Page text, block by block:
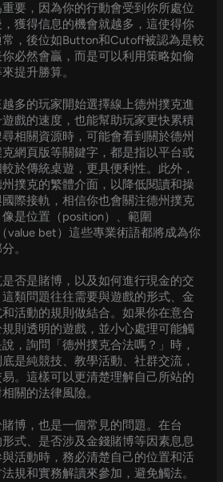
要，因為你的行動會受到你所處位
獲得信息的機會就越多，這使得你
，後位如Button和Cutoff被認為是較
必然會贏，而是可以利用策略如偷
提升勝算。
多的玩家開始選擇線上德州撲克進
戲的速度，也能幫助玩家更快累積
相關資源時，可能會看到關於德州
網頁版等關鍵字，都是指以平台或
於傳統桌遊，更具便利性。此外，
撲克的繁體介面，以降低閱讀和操
際接軌，相信你也會關注德州撲克
是位置（position）、範圍
value bet）這些專業術語都將成為你
。
否是賭博，以及如何進行現金的交
類問題往往需要與遊戲的形式、金
活動的規則做結合。如果你在意合
則透明的遊戲，並小心處理可能觸
，詢問「德州撲克合法嗎？」時，
是純競技、教學活動、社群交流，
。這樣可以更清楚理解自己所站的
關的法律風險。
博，也是一個常見的問題。在台
式、是否涉及金錢賭博等因素息息
活動時，務必清楚自己的位置和活
規和實務解讀來參加，避免觸法。